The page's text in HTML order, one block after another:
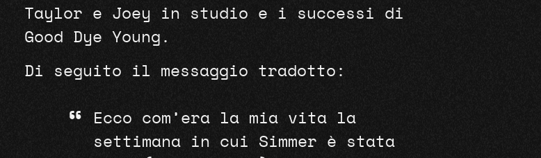
Taylor e Joey in studio e i successi di
Good Dye Young.
Di seguito il messaggio tradotto:
“
Ecco com’era la mia vita la
settimana in cui Simmer è stata